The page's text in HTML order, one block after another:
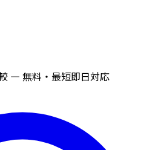
— 無料・最短即日対応